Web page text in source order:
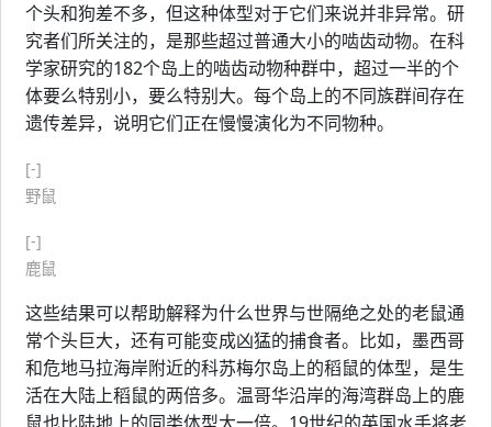
个头和狗差不多，但这种体型对于它们来说并非异常。研
究者们所关注的，是那些超过普通大小的啮齿动物。在科
学家研究的182个岛上的啮齿动物种群中，超过一半的个
体要么特别小，要么特别大。每个岛上的不同族群间存在
遗传差异，说明它们正在慢慢演化为不同物种。
[-]
野鼠
[-]
鹿鼠
这些结果可以帮助解释为什么世界与世隔绝之处的老鼠通
常个头巨大，还有可能变成凶猛的捕食者。比如，墨西哥
和危地马拉海岸附近的科苏梅尔岛上的稻鼠的体型，是生
活在大陆上稻鼠的两倍多。温哥华沿岸的海湾群岛上的鹿